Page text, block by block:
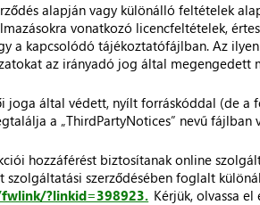
alapján vagy különálló feltételek
vonatkozó licencfeltételek,
a kapcsolódó tájékoztatófájlban. Az
az irányadó jog által megengedett
joga által védett, nyílt forráskóddal (de
a „ThirdPartyNotices” nevű
hozzáférést biztosítanak online
szerződésében foglalt
?linkid=398923. Kérjük, olvassa